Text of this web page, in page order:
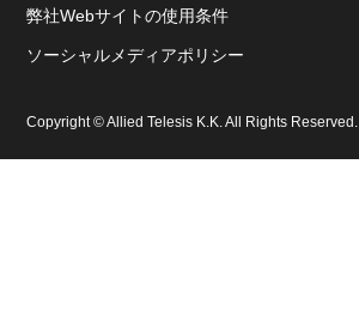
弊社Webサイトの使用条件
ソーシャルメディアポリシー
Copyright © Allied Telesis K.K. All Rights Reserved.